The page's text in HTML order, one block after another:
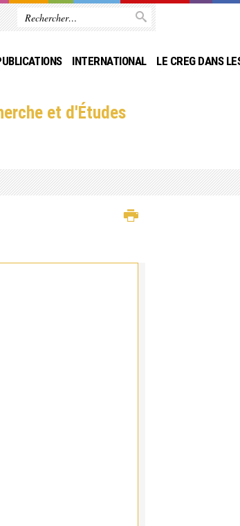
INTERNATIONAL LE CREG DANS
et d'Études